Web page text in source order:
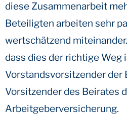
diese Zusammenarbeit
Beteiligten arbeiten sehr
wertschätzend
dass dies der richtige Weg
Vorstandsvorsitzender der
Vorsitzender des Beirates
Arbeitgeberversicherung.